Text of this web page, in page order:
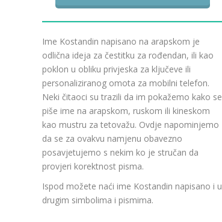
Ime Kostandin napisano na arapskom je
odlična ideja za čestitku za rođendan, ili kao
poklon u obliku privjeska za ključeve ili
personaliziranog omota za mobilni telefon.
Neki čitaoci su trazili da im pokažemo kako se
piše ime na arapskom, ruskom ili kineskom
kao mustru za tetovažu. Ovdje napominjemo
da se za ovakvu namjenu obavezno
posavjetujemo s nekim ko je stručan da
provjeri korektnost pisma.
Ispod možete naći ime Kostandin napisano i u
drugim simbolima i pismima.